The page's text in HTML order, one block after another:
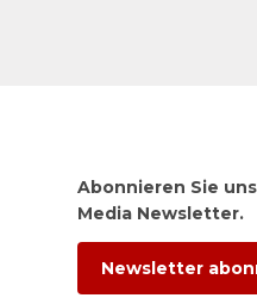
Abonnieren Sie
Media Newsletter.
Newsletter